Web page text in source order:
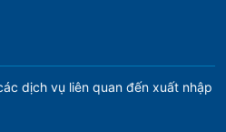
dịch vụ liên quan đến xuất nhập